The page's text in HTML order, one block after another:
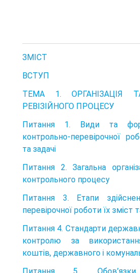
ЗМІСТ
ВСТУП
ТЕМА 1. ОРГАНІЗАЦІЯ
РЕВІЗІЙНОГО ПРОЦЕСУ
Питання 1. Види та
контрольно-перевірочної
та задачі
Питання 2. Загальна
контрольного процесу
Питання 3. Етапи
перевірочної роботи їх зміст
Питання 4. Стандарти
контролю за
коштів, державного і